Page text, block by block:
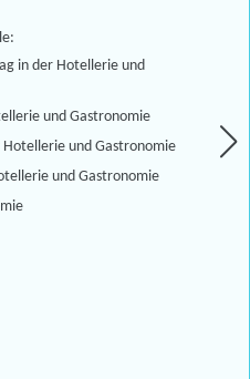
in der Hotellerie und
und Gastronomie
und Gastronomie
und Gastronomie